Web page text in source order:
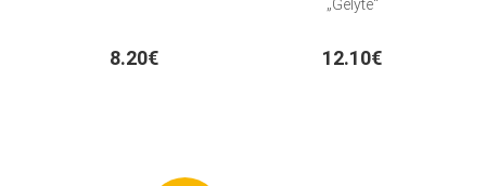
8.20€
„Gėlytė“
12.10€